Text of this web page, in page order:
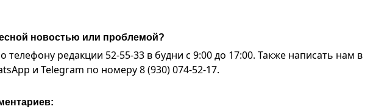
новостью или проблемой?
телефону редакции 52-55-33 в будни с 9:00 до 17:00. Также написать нам в
и Telegram по номеру 8 (930) 074-52-17.